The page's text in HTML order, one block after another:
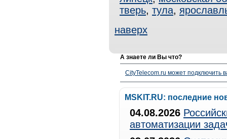
тверь, тула,
наверх
А знаете ли Вы что?
CityTelecom.ru может подключить
MSKIT.RU: последние
04.08.2026
автоматизации